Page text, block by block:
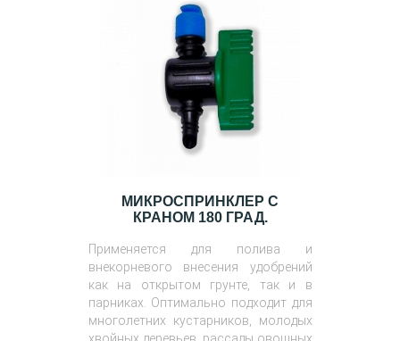
МИКРОСПРИНКЛЕР С
КРАНОМ 180 ГРАД.
Применяется для полива и
внекорневого внесения удобрений
как на открытом грунте, так и в
парниках. Оптимально подходит для
многолетних кустарников, молодых